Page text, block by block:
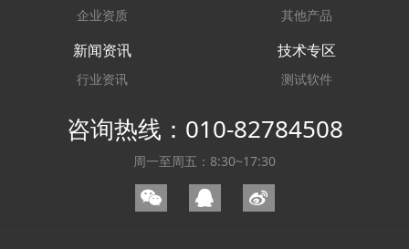
企业资质
其他产品
新闻资讯
行业资讯
技术专区
测试软件
咨询热线：010-82784508
周一至周五：8:30~17:30